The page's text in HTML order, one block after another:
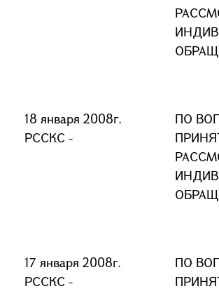
18 января 2008г.
РССКС -
ПО
17 января 2008г.
РССКС -
ПО